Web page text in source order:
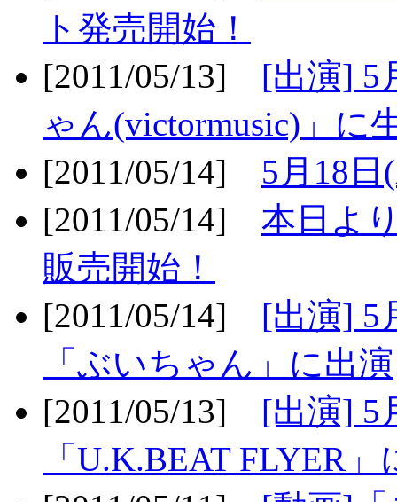
ト発売開始！
[2011/05/13] [出演] 5
ゃん(victormusic)」に
[2011/05/14] 5月18
[2011/05/14] 本日よ
販売開始！
[2011/05/14] [出演] 5
「ぶいちゃん」に出演
[2011/05/13] [出演] 5
「U.K.BEAT FLYER